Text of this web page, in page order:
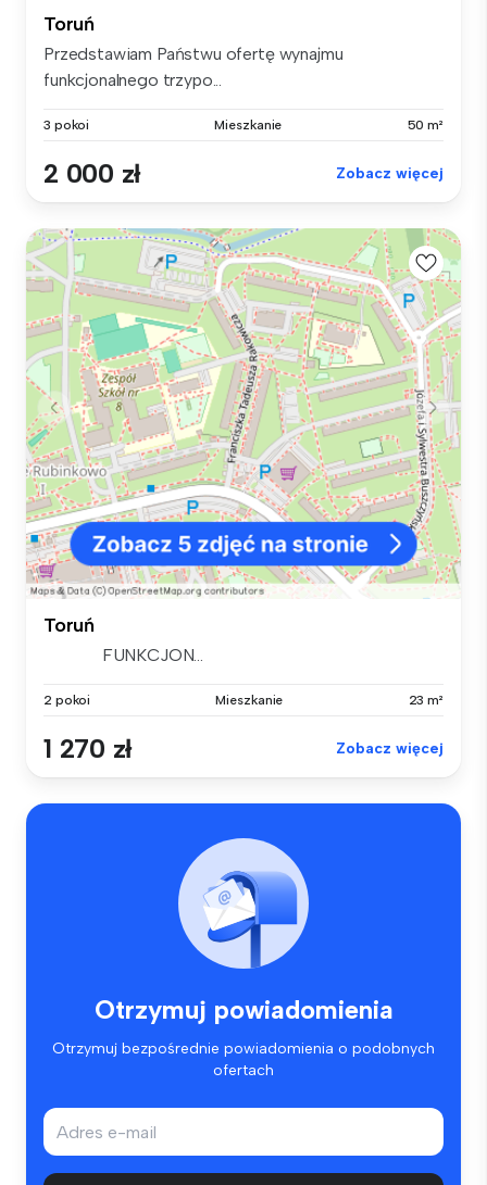
Toruń
Przedstawiam Państwu ofertę wynajmu
funkcjonalnego trzypo...
3 pokoi Mieszkanie 50 m²
2 000 zł Zobacz więcej
Toruń
FUNKCJON...
2 pokoi Mieszkanie 23 m²
1 270 zł Zobacz więcej
Otrzymuj powiadomienia
Otrzymuj bezpośrednie powiadomienia o podobnych
ofertach